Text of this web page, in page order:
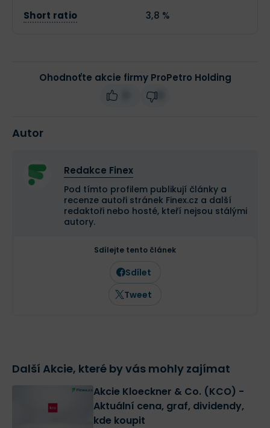
Short ratio 3,8 %
Ohodnoťte akcie firmy ProPetro Holding
Autor
Redakce Finex
Pod tímto profilem publikují články a
recenze autoři stránek Finex.cz a další
redaktoři nebo hosté, kteří nejsou stálými
autory.
Sdílejte tento článek
Sdílet
Tweet
Další Akcie, které by vás mohly zajímat
Akcie Kloeckner & Co. (KCO) -
Aktuální cena, graf, dividendy,
kde koupit